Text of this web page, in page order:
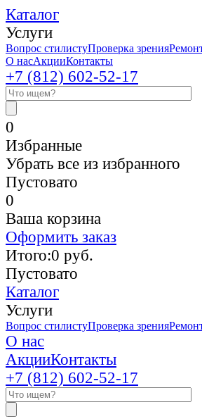
Каталог
Услуги
Вопрос стилистуПроверка зрения
О насАкцииКонтакты
+7 (812) 602-52-17
0
Избранные
Убрать все из избранного
Пустовато
0
Ваша корзина
Оформить заказ
Итого:0 руб.
Пустовато
Каталог
Услуги
Вопрос стилистуПроверка зрения
О нас
АкцииКонтакты
+7 (812) 602-52-17